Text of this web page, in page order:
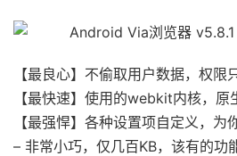
【最良心】不偷取用户数据，权限
【最快速】使用的webkit内核，原
【最强悍】各种设置项自定义，为
– 非常小巧，仅几百KB，该有的功